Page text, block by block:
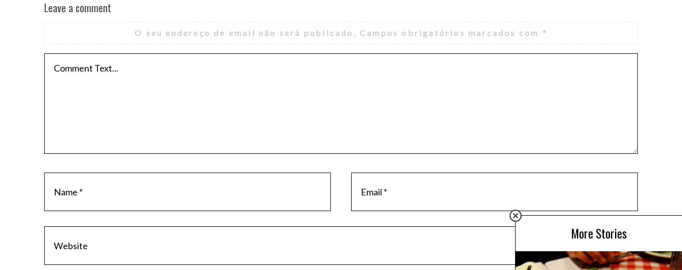
Leave a comment
O seu endereço de email não será publicado. Campos obrigatórios marcados com *
More Stories